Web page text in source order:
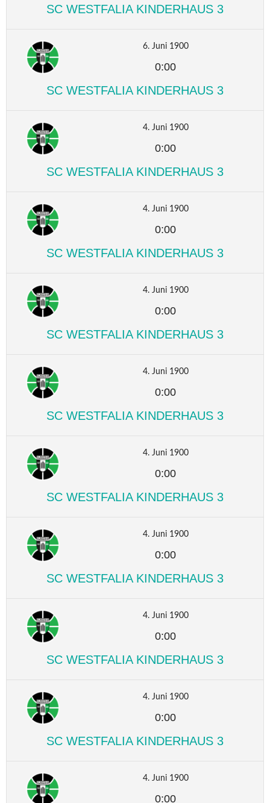
SC WESTFALIA KINDERHAUS 3
6. Juni 1900
0:00
SC WESTFALIA KINDERHAUS 3
4. Juni 1900
0:00
SC WESTFALIA KINDERHAUS 3
4. Juni 1900
0:00
SC WESTFALIA KINDERHAUS 3
4. Juni 1900
0:00
SC WESTFALIA KINDERHAUS 3
4. Juni 1900
0:00
SC WESTFALIA KINDERHAUS 3
4. Juni 1900
0:00
SC WESTFALIA KINDERHAUS 3
4. Juni 1900
0:00
SC WESTFALIA KINDERHAUS 3
4. Juni 1900
0:00
SC WESTFALIA KINDERHAUS 3
4. Juni 1900
0:00
SC WESTFALIA KINDERHAUS 3
4. Juni 1900
0:00